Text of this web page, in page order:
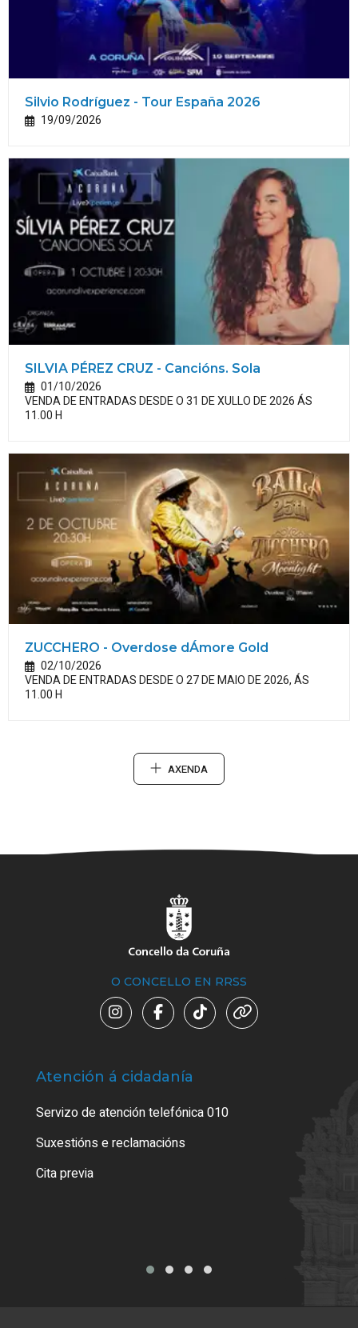
Silvio Rodríguez - Tour España 2026
19/09/2026
SILVIA PÉREZ CRUZ - Cancións. Sola
01/10/2026
VENDA DE ENTRADAS DESDE O 31 DE XULLO DE 2026 ÁS
11.00 H
ZUCCHERO - Overdose dÁmore Gold
02/10/2026
VENDA DE ENTRADAS DESDE O 27 DE MAIO DE 2026, ÁS
11.00 H
AXENDA
O CONCELLO EN RRSS
Atención á cidadanía
Servizo de atención telefónica 010
Suxestións e reclamacións
Cita previa